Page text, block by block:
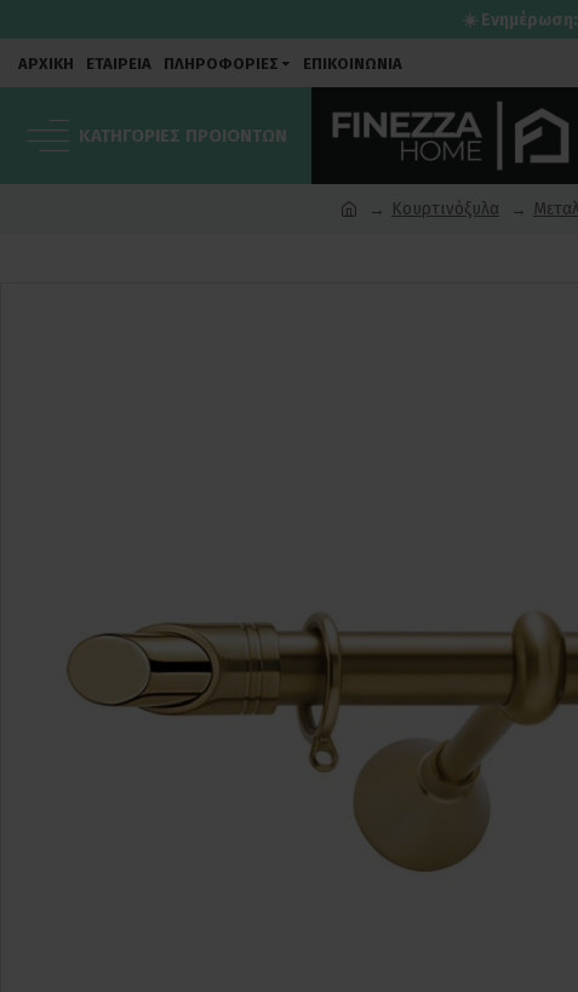
☀️ Ενημέρωση:
ΑΡΧΙΚΗ ΕΤΑΙΡΕΙΑ ΠΛΗΡΟΦΟΡΙΕΣ ΕΠΙΚΟΙΝΩΝΙΑ
ΚΑΤΗΓΟΡΙΕΣ ΠΡΟΙΟΝΤΩΝ
Κουρτινόξυλα